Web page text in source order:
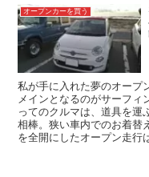
オープンカーを買う
私が手に入れた夢のオープ
メインとなるのがサーフィ
ってのクルマは、道具を運
相棒。狭い車内でのお着替
を全開にしたオープン走行